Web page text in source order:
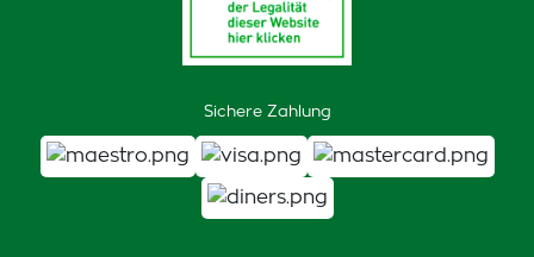
Sichere Zahlung